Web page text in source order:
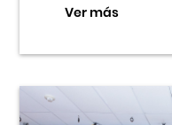
Ver más